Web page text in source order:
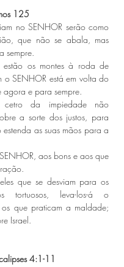
125
no SENHOR serão como
que não se abala, mas
sempre.
estão os montes à roda de
o SENHOR está em volta do
agora e para sempre.
da impiedade não
a sorte dos justos, para
as suas mãos para a
aos bons e aos que
que se desviam para os
tortuosos, leva-los-á o
que praticam a maldade;
Israel.
4:1-11